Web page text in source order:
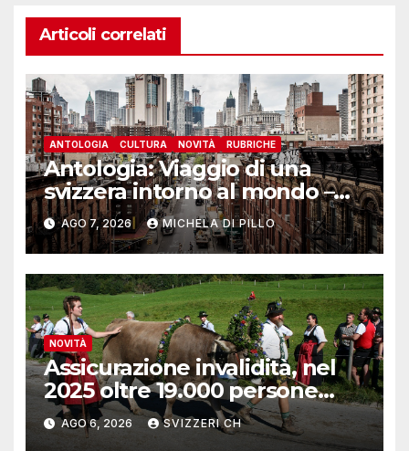
Articoli correlati
ANTOLOGIA CULTURA NOVITÀ RUBRICHE
Antologia: Viaggio di una
svizzera intorno al mondo –
Yosemite
AGO 7, 2026 MICHELA DI PILLO
NOVITÀ
Assicurazione invalidità, nel
2025 oltre 19.000 persone
reinserite nel mercato del
lavoro
AGO 6, 2026 SVIZZERI CH